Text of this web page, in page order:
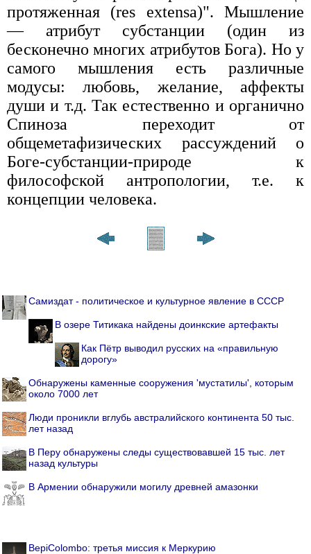
протяженная (res extensa)". Мышление
— атрибут субстанции (один из
бесконечно многих атрибутов Бога). Но у
самого мышления есть различные
модусы: любовь, желание, аффекты
души и т.д. Так естественно и органично
Спиноза переходит от
общеметафизических рассуждений о
Боге-субстанции-природе к
философской антропологии, т.е. к
концепции человека.
Самиздат - политическое и культурное явление в СССР
В озере Титикака найдены доинкские артефакты
Как Пётр выводил русских на «правильную
дорогу»
Обнаружены каменные сооружения 'мустатилы', которым
около 7000 лет
Люди проникли вглубь австралийского континента 50 тыс.
лет назад
В Перу обнаружены следы существовавшей 15 тыс. лет
назад культуры
В Армении обнаружили могилу древней амазонки
BepiColombo: третья миссия к Меркурию